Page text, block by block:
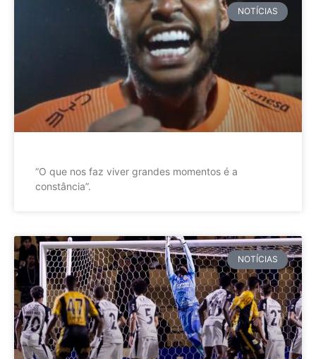
NOTÍCIAS
”O que nos faz viver grandes momentos é a
constância”.
NOTÍCIAS